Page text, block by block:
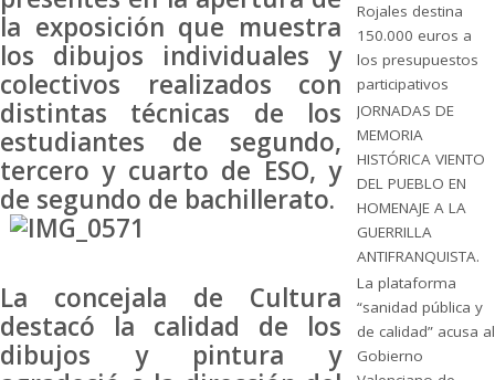
la exposición que muestra
los dibujos individuales y
colectivos realizados con
distintas técnicas de los
estudiantes de segundo,
tercero y cuarto de ESO, y
de segundo de bachillerato.
La concejala de Cultura
destacó la calidad de los
dibujos y pintura y
Rojales destina
150.000 euros a
los presupuestos
participativos
JORNADAS DE
MEMORIA
HISTÓRICA VIENTO
DEL PUEBLO EN
HOMENAJE A LA
GUERRILLA
ANTIFRANQUISTA.
La plataforma
“sanidad pública y
de calidad” acusa al
Gobierno